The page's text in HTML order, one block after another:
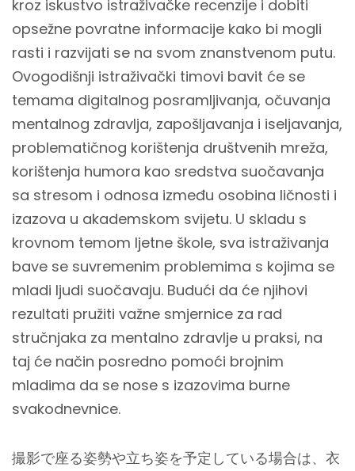
kroz iskustvo istraživačke recenzije i dobiti
opsežne povratne informacije kako bi mogli
rasti i razvijati se na svom znanstvenom putu.
Ovogodišnji istraživački timovi bavit će se
temama digitalnog posramljivanja, očuvanja
mentalnog zdravlja, zapošljavanja i iseljavanja,
problematičnog korištenja društvenih mreža,
korištenja humora kao sredstva suočavanja
sa stresom i odnosa između osobina ličnosti i
izazova u akademskom svijetu. U skladu s
krovnom temom ljetne škole, sva istraživanja
bave se suvremenim problemima s kojima se
mladi ljudi suočavaju. Budući da će njihovi
rezultati pružiti važne smjernice za rad
stručnjaka za mentalno zdravlje u praksi, na
taj će način posredno pomoći brojnim
mladima da se nose s izazovima burne
svakodnevnice.
撮影で座る姿勢や立ち姿を予定している場合は、衣